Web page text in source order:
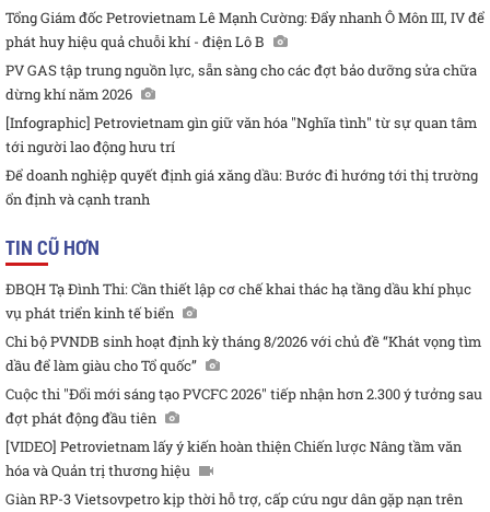
Tổng Giám đốc Petrovietnam Lê Mạnh Cường: Đẩy nhanh Ô Môn III, IV để
phát huy hiệu quả chuỗi khí - điện Lô B
PV GAS tập trung nguồn lực, sẵn sàng cho các đợt bảo dưỡng sửa chữa
dừng khí năm 2026
[Infographic] Petrovietnam gìn giữ văn hóa "Nghĩa tình" từ sự quan tâm
tới người lao động hưu trí
Để doanh nghiệp quyết định giá xăng dầu: Bước đi hướng tới thị trường
ổn định và cạnh tranh
TIN CŨ HƠN
ĐBQH Tạ Đình Thi: Cần thiết lập cơ chế khai thác hạ tầng dầu khí phục
vụ phát triển kinh tế biển
Chi bộ PVNDB sinh hoạt định kỳ tháng 8/2026 với chủ đề “Khát vọng tìm
dầu để làm giàu cho Tổ quốc”
Cuộc thi "Đổi mới sáng tạo PVCFC 2026" tiếp nhận hơn 2.300 ý tưởng sau
đợt phát động đầu tiên
[VIDEO] Petrovietnam lấy ý kiến hoàn thiện Chiến lược Nâng tầm văn
hóa và Quản trị thương hiệu
Giàn RP-3 Vietsovpetro kịp thời hỗ trợ, cấp cứu ngư dân gặp nạn trên